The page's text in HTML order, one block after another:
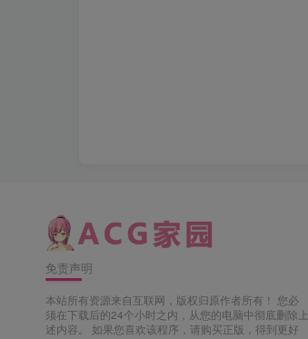
免责声明
本站所有资源来自互联网，版权归原作者所有！ 您必
须在下载后的24个小时之内，从您的电脑中彻底删除上
述内容。 如果您喜欢该程序，请购买正版，得到更好